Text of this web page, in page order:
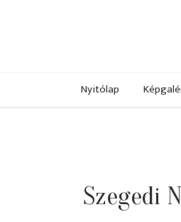
Nyitólap
Szegedi